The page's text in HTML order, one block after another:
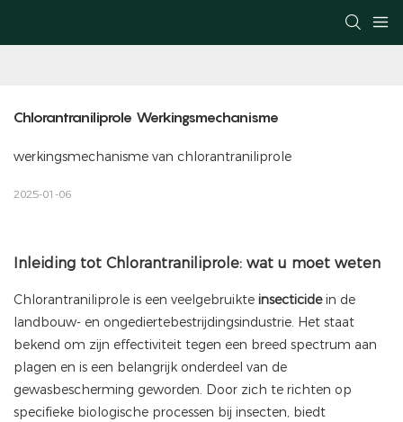
Chlorantraniliprole Werkingsmechanisme
werkingsmechanisme van chlorantraniliprole
2025-01-06
Inleiding tot Chlorantraniliprole: wat u moet weten
Chlorantraniliprole is een veelgebruikte insecticidein de
landbouw- en ongediertebestrijdingsindustrie. Het staat
bekend om zijn effectiviteit tegen een breed spectrum aan
plagen en is een belangrijk onderdeel van de
gewasbescherming geworden. Door zich te richten op
specifieke biologische processen bij insecten, biedt